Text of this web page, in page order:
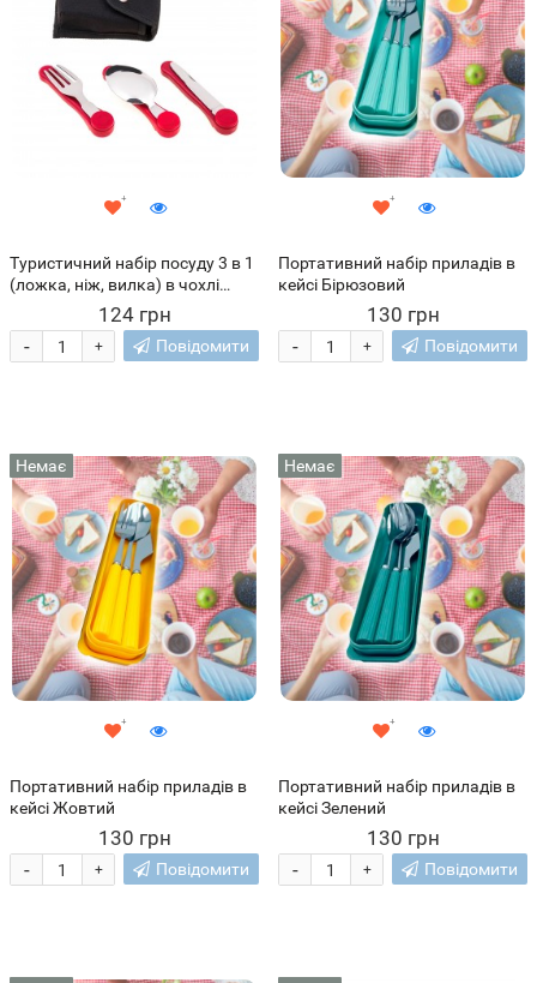
Туристичний набір посуду 3 в 1
(ложка, ніж, вилка) в чохлі
столові прилади HX-6
мультитул (SH)
124 грн
+
- Повідомити
Портативний набір приладів в
кейсі Бірюзовий
130 грн
+
- Повідомити
Немає
Портативний набір приладів в
кейсі Жовтий
130 грн
+
- Повідомити
Немає
Портативний набір приладів в
кейсі Зелений
130 грн
+
- Повідомити